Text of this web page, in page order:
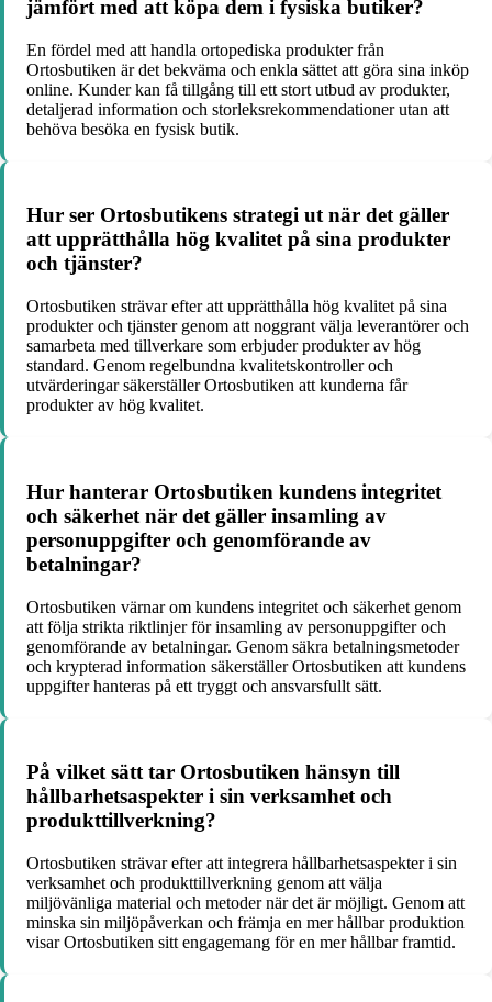
jämfört med att köpa dem i fysiska butiker?
En fördel med att handla ortopediska produkter från
Ortosbutiken är det bekväma och enkla sättet att göra sina inköp
online. Kunder kan få tillgång till ett stort utbud av produkter,
detaljerad information och storleksrekommendationer utan att
behöva besöka en fysisk butik.
Hur ser Ortosbutikens strategi ut när det gäller
att upprätthålla hög kvalitet på sina produkter
och tjänster?
Ortosbutiken strävar efter att upprätthålla hög kvalitet på sina
produkter och tjänster genom att noggrant välja leverantörer och
samarbeta med tillverkare som erbjuder produkter av hög
standard. Genom regelbundna kvalitetskontroller och
utvärderingar säkerställer Ortosbutiken att kunderna får
produkter av hög kvalitet.
Hur hanterar Ortosbutiken kundens integritet
och säkerhet när det gäller insamling av
personuppgifter och genomförande av
betalningar?
Ortosbutiken värnar om kundens integritet och säkerhet genom
att följa strikta riktlinjer för insamling av personuppgifter och
genomförande av betalningar. Genom säkra betalningsmetoder
och krypterad information säkerställer Ortosbutiken att kundens
uppgifter hanteras på ett tryggt och ansvarsfullt sätt.
På vilket sätt tar Ortosbutiken hänsyn till
hållbarhetsaspekter i sin verksamhet och
produkttillverkning?
Ortosbutiken strävar efter att integrera hållbarhetsaspekter i sin
verksamhet och produkttillverkning genom att välja
miljövänliga material och metoder när det är möjligt. Genom att
minska sin miljöpåverkan och främja en mer hållbar produktion
visar Ortosbutiken sitt engagemang för en mer hållbar framtid.